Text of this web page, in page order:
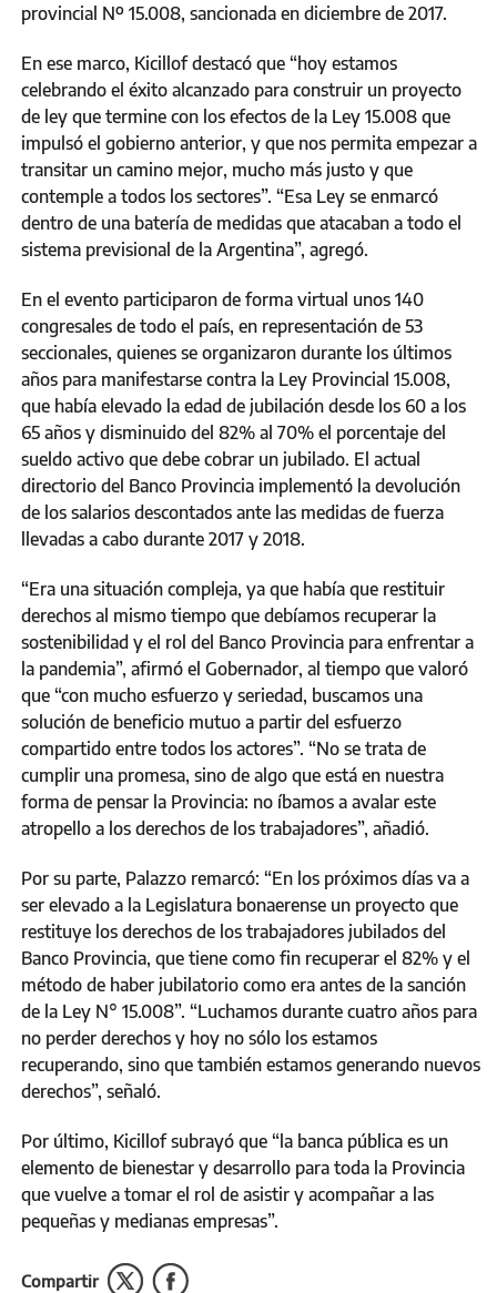
provincial Nº 15.008, sancionada en diciembre de 2017.
En ese marco, Kicillof destacó que “hoy estamos
celebrando el éxito alcanzado para construir un proyecto
de ley que termine con los efectos de la Ley 15.008 que
impulsó el gobierno anterior, y que nos permita empezar a
transitar un camino mejor, mucho más justo y que
contemple a todos los sectores”. “Esa Ley se enmarcó
dentro de una batería de medidas que atacaban a todo el
sistema previsional de la Argentina”, agregó.
En el evento participaron de forma virtual unos 140
congresales de todo el país, en representación de 53
seccionales, quienes se organizaron durante los últimos
años para manifestarse contra la Ley Provincial 15.008,
que había elevado la edad de jubilación desde los 60 a los
65 años y disminuido del 82% al 70% el porcentaje del
sueldo activo que debe cobrar un jubilado. El actual
directorio del Banco Provincia implementó la devolución
de los salarios descontados ante las medidas de fuerza
llevadas a cabo durante 2017 y 2018.
“Era una situación compleja, ya que había que restituir
derechos al mismo tiempo que debíamos recuperar la
sostenibilidad y el rol del Banco Provincia para enfrentar a
la pandemia”, afirmó el Gobernador, al tiempo que valoró
que “con mucho esfuerzo y seriedad, buscamos una
solución de beneficio mutuo a partir del esfuerzo
compartido entre todos los actores”. “No se trata de
cumplir una promesa, sino de algo que está en nuestra
forma de pensar la Provincia: no íbamos a avalar este
atropello a los derechos de los trabajadores”, añadió.
Por su parte, Palazzo remarcó: “En los próximos días va a
ser elevado a la Legislatura bonaerense un proyecto que
restituye los derechos de los trabajadores jubilados del
Banco Provincia, que tiene como fin recuperar el 82% y el
método de haber jubilatorio como era antes de la sanción
de la Ley N° 15.008”. “Luchamos durante cuatro años para
no perder derechos y hoy no sólo los estamos
recuperando, sino que también estamos generando nuevos
derechos”, señaló.
Por último, Kicillof subrayó que “la banca pública es un
elemento de bienestar y desarrollo para toda la Provincia
que vuelve a tomar el rol de asistir y acompañar a las
pequeñas y medianas empresas”.
Compartir